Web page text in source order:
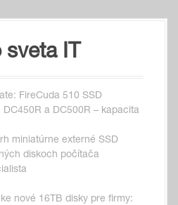
IT
FireCuda 510 SSD
DC450R a DC500R – kapacita
miniatúrne externé SSD
diskoch počítača
nové 16TB disky pre firmy: